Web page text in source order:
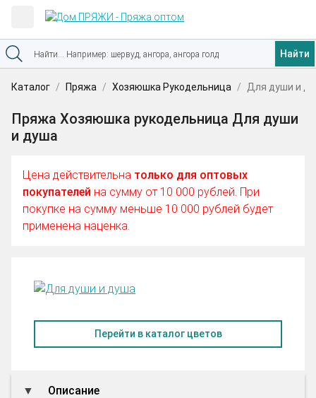
Найти
Каталог Пряжа Хозяюшка Рукодельница Для души и
Пряжа Хозяюшка рукодельница Для души
и душа
Цена действительна только для оптовых
покупателей на сумму от 10 000 рублей. При
покупке на сумму меньше 10 000 рублей будет
применена наценка.
Перейти в каталог цветов
Описание